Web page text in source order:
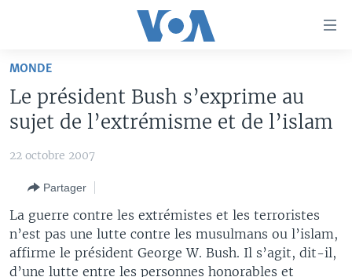
Retour
navigation
Retour
la
recherche
AFRIQUE
SPORT
WASHINGTON FORUM
CORRESPONDANT VOA
FOCUS SAHEL
À VOTRE AVIS
VOTRE SANTÉ VOTRE AVENIR
LE MONDE AU FÉMININ
BAMBARA
FULFULDE
LINGALA
Apprenez L'anglais
SUIVEZ-NOUS
MONDE
Le président Bush s’exprime au
sujet de l’extrémisme et de l’islam
22 octobre 2007
Partager
La guerre contre les extrémistes et les terroristes
n’est pas une lutte contre les musulmans ou l’islam,
affirme le président George W. Bush. Il s’agit, dit-il,
d’une lutte entre les personnes honorables et